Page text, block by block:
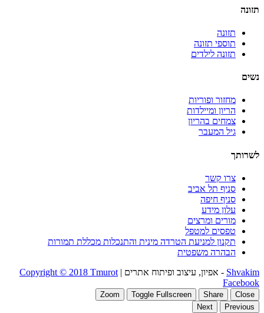
תזונה
תזונה
תוספי תזונה
תזונה לילדים
נשים
מחזור ופוריות
הריון ומיילדות
צמחים בהריון
גיל המעבר
לשרותך
צרו קשר
סניף תל אביב
סניף חיפה
עלון מידע
מורים ומרצים
טפסים למטפל
תקנון למניעת הטרדה מינית והתנכלות מכללת תמורות
הבהרה משפטית
Shvakim - אפיון, עיצוב ופיתוח אתרים | Copyright © 2018 Tmurot
Facebook
Close
Share
Toggle Fullscreen
Zoom
Previous
Next